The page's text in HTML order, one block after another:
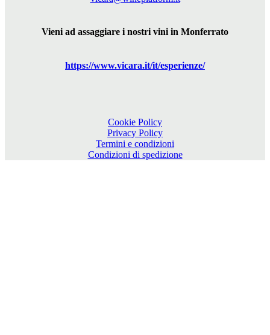
Vieni ad assaggiare i nostri vini in Monferrato
https://www.vicara.it/it/esperienze/
Cookie Policy
Privacy Policy
Termini e condizioni
Condizioni di spedizione